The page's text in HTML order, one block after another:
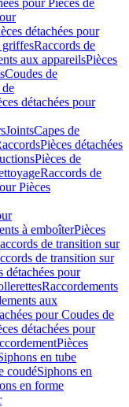
pour Pièces de
détachées pour
griffesRaccords de
aux appareilsPièces
Coudes de
de
détachées pour
JointsCapes de
Pièces détachées
Pièces de
Raccords de
Pièces
à emboîterPièces
de transition sur
de transition sur
détachées pour
Raccordements
aux
pour Coudes de
détachées pour
Pièces
en tube
coudéSiphons en
en forme